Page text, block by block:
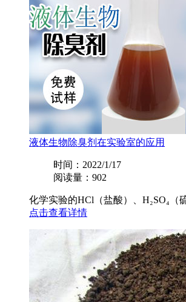
液体生物除臭剂在实验室的应用
时间：2022/1/17
阅读量：902
化学实验的HCl（盐酸）、H₂SO₄（
点击查看详情